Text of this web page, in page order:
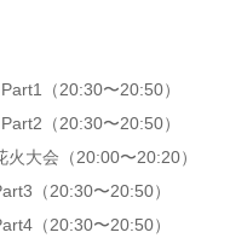
（20:30〜20:50）
（20:30〜20:50）
大会（20:00〜20:20）
（20:30〜20:50）
（20:30〜20:50）